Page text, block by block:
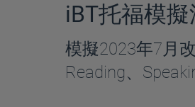
iBT托福模
模擬2023年7月
Reading、